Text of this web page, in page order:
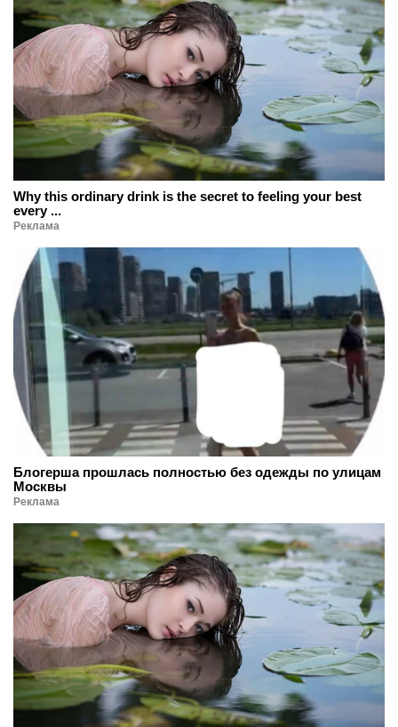
Why this ordinary drink is the secret to feeling your best
every ...
Реклама
Блогерша прошлась полностью без одежды по улицам
Москвы
Реклама